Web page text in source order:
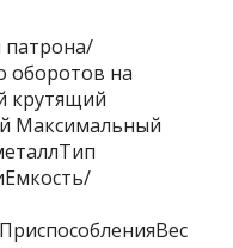
оборотов на
крутящий
Максимальный